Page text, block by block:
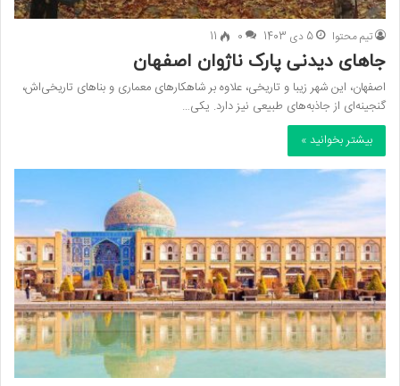
تیم محتوا 5 دی 1403 0
11
جاهای دیدنی پارک ناژوان اصفهان
اصفهان، این شهر زیبا و تاریخی، علاوه بر شاهکارهای معماری و بناهای تاریخی‌اش،
گنجینه‌ای از جاذبه‌های طبیعی نیز دارد. یکی…
بیشتر بخوانید »